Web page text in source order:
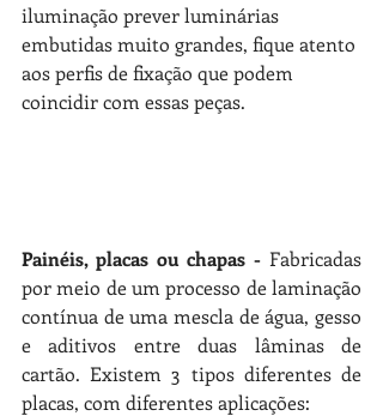
iluminação prever luminárias
embutidas muito grandes, fique atento
aos perfis de fixação que podem
coincidir com essas peças.
Painéis, placas ou chapas - Fabricadas
por meio de um processo de laminação
contínua de uma mescla de água, gesso
e aditivos entre duas lâminas de
cartão. Existem 3 tipos diferentes de
placas, com diferentes aplicações: